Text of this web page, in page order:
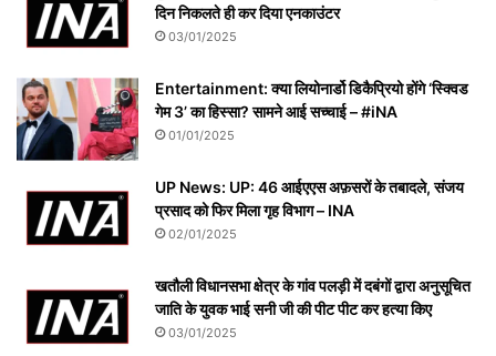
दिन निकलते ही कर दिया एनकाउंटर
03/01/2025
Entertainment: क्या लियोनार्डो डिकैप्रियो होंगे ‘स्क्विड
गेम 3’ का हिस्सा? सामने आई सच्चाई – #iNA
01/01/2025
UP News: UP: 46 आईएएस अफ़सरों के तबादले, संजय
प्रसाद को फिर मिला गृह विभाग – INA
02/01/2025
खतौली विधानसभा क्षेत्र के गांव पलड़ी में दबंगों द्वारा अनुसूचित
जाति के युवक भाई सनी जी की पीट पीट कर हत्या किए
03/01/2025